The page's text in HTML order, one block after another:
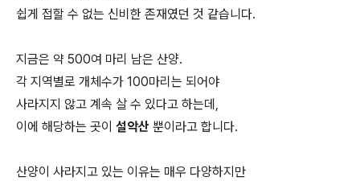
쉽게 접할 수 없는 신비한 존재였던 것 같습니다.
지금은 약 500여 마리 남은 산양.
각 지역별로 개체수가 100마리는 되어야
사라지지 않고 계속 살 수 있다고 하는데,
이에 해당하는 곳이 설악산 뿐이라고 합니다.
산양이 사라지고 있는 이유는 매우 다양하지만